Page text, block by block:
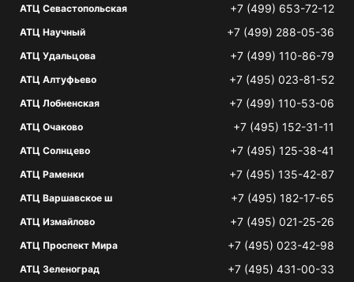
АТЦ Севастопольская +7 (499) 653-72-12
АТЦ Научный +7 (499) 288-05-36
АТЦ Удальцова +7 (499) 110-86-79
АТЦ Алтуфьево +7 (495) 023-81-52
АТЦ Лобненская +7 (499) 110-53-06
АТЦ Очаково +7 (495) 152-31-11
АТЦ Солнцево +7 (495) 125-38-41
АТЦ Раменки +7 (495) 135-42-87
АТЦ Варшавское ш +7 (495) 182-17-65
АТЦ Измайлово +7 (495) 021-25-26
АТЦ Проспект Мира +7 (495) 023-42-98
АТЦ Зеленоград +7 (495) 431-00-33